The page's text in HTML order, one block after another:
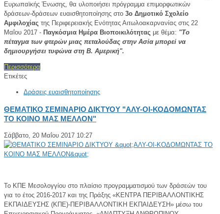
Ευρωπαϊκής Ένωσης, θα υλοποιήσει πρόγραμμα επιμορφωτικών
δράσεων-δράσεων ευαισθητοποίησης στο 3ο Δημοτικό Σχολείο
Αμφιλοχίας της Περιφερειακής Ενότητας Αιτωλοακαρνανίας στις 22
Μαΐου 2017 - Παγκόσμια Ημέρα Βιοποικιλότητας με θέμα: "Το
πέταγμα των φτερών μιας πεταλούδας στην Ασία μπορεί να
δημιουργήσει τυφώνα στη Β. Αμερική".
Περισσότερα
Ετικέτες
Δράσεις ευαισθητοποίησης
ΘΕΜΑΤΙΚΟ ΣΕΜΙΝΑΡΙΟ ΔΙΚΤΥΟΥ "ΑΛΥ-ΟΙ-ΚΟΔΟΜΩΝΤΑΣ
ΤΟ ΚΟΙΝΟ ΜΑΣ ΜΕΛΛΟΝ"
Σάββατο, 20 Μαΐου 2017 10:27
Το ΚΠΕ Μεσολογγίου στο πλαίσιο προγραμματισμού των δράσεών του
για το έτος 2016-2017 και της Πράξης «ΚΕΝΤΡΑ ΠΕΡΙΒΑΛΛΟΝΤΙΚΗΣ
ΕΚΠΑΙΔΕΥΣΗΣ (ΚΠΕ)-ΠΕΡΙΒΑΛΛΟΝΤΙΚΗ ΕΚΠΑΙΔΕΥΣΗ» μέσω του